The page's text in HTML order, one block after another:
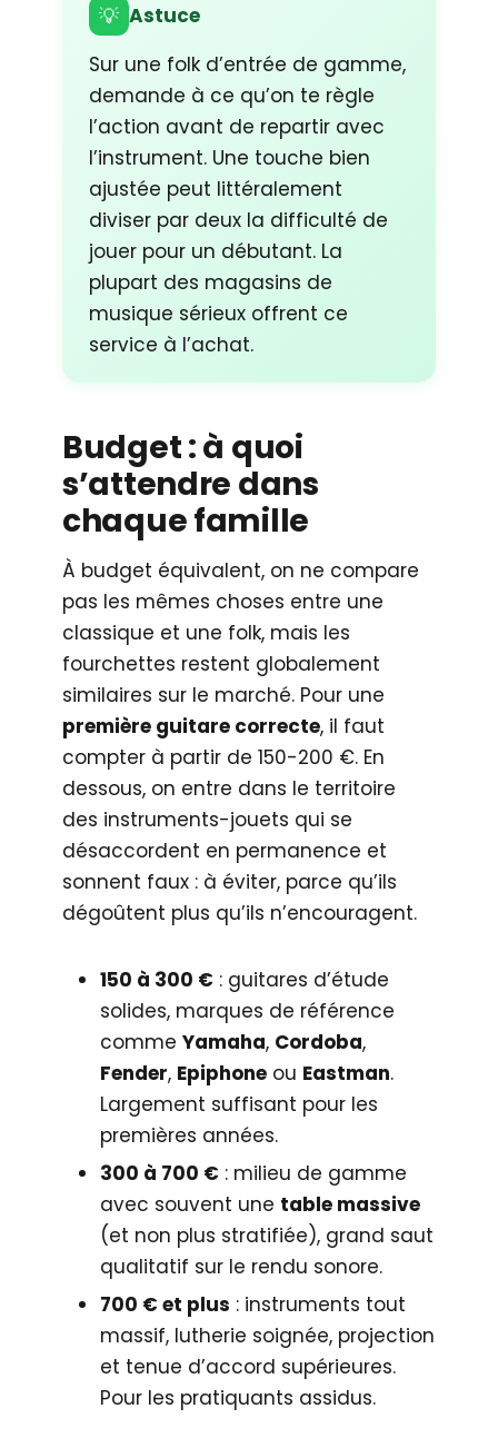
💡 Astuce
Sur une folk d’entrée de gamme,
demande à ce qu’on te règle
l’action avant de repartir avec
l’instrument. Une touche bien
ajustée peut littéralement
diviser par deux la difficulté de
jouer pour un débutant. La
plupart des magasins de
musique sérieux offrent ce
service à l’achat.
Budget : à quoi
s’attendre dans
chaque famille
À budget équivalent, on ne compare
pas les mêmes choses entre une
classique et une folk, mais les
fourchettes restent globalement
similaires sur le marché. Pour une
première guitare correcte, il faut
compter à partir de 150-200 €. En
dessous, on entre dans le territoire
des instruments-jouets qui se
désaccordent en permanence et
sonnent faux : à éviter, parce qu’ils
dégoûtent plus qu’ils n’encouragent.
150 à 300 € : guitares d’étude
solides, marques de référence
comme Yamaha, Cordoba,
Fender, Epiphone ou Eastman.
Largement suffisant pour les
premières années.
300 à 700 € : milieu de gamme
avec souvent une table massive
(et non plus stratifiée), grand saut
qualitatif sur le rendu sonore.
700 € et plus : instruments tout
massif, lutherie soignée, projection
et tenue d’accord supérieures.
Pour les pratiquants assidus.